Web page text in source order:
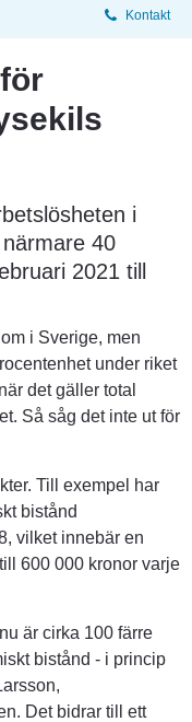
Kontakt
i
40
2021 till
i Sverige, men
under riket
det gäller total
Så såg det inte ut för
Till exempel har
bistånd
vilket innebär en
600 000 kronor varje
är cirka 100 färre
bistånd - i princip
Det bidrar till ett